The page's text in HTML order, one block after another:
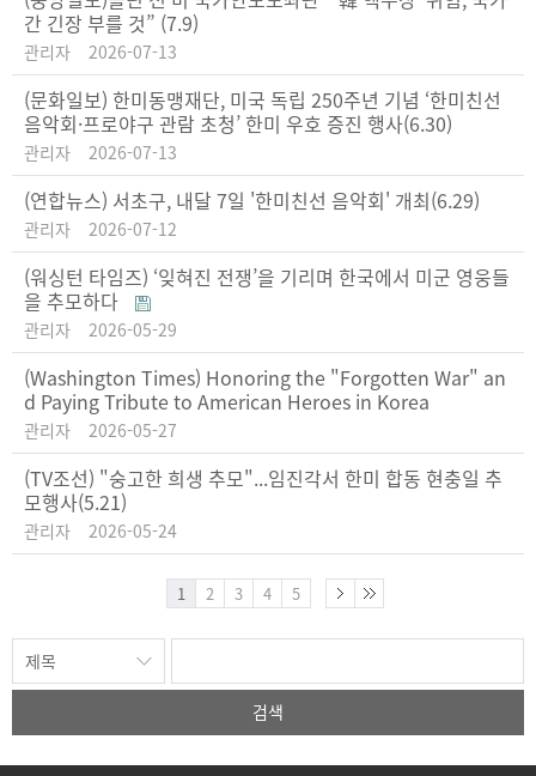
간 긴장 부를 것” (7.9)
관리자 2026-07-13
(문화일보) 한미동맹재단, 미국 독립 250주년 기념 ‘한미친선
음악회·프로야구 관람 초청’ 한미 우호 증진 행사(6.30)
관리자 2026-07-13
(연합뉴스) 서초구, 내달 7일 '한미친선 음악회' 개최(6.29)
관리자 2026-07-12
(워싱턴 타임즈) ‘잊혀진 전쟁’을 기리며 한국에서 미군 영웅들
을 추모하다
관리자 2026-05-29
(Washington Times) Honoring the "Forgotten War" an
d Paying Tribute to American Heroes in Korea
관리자 2026-05-27
(TV조선) "숭고한 희생 추모"...임진각서 한미 합동 현충일 추
모행사(5.21)
관리자 2026-05-24
1 2 3 4 5
검색